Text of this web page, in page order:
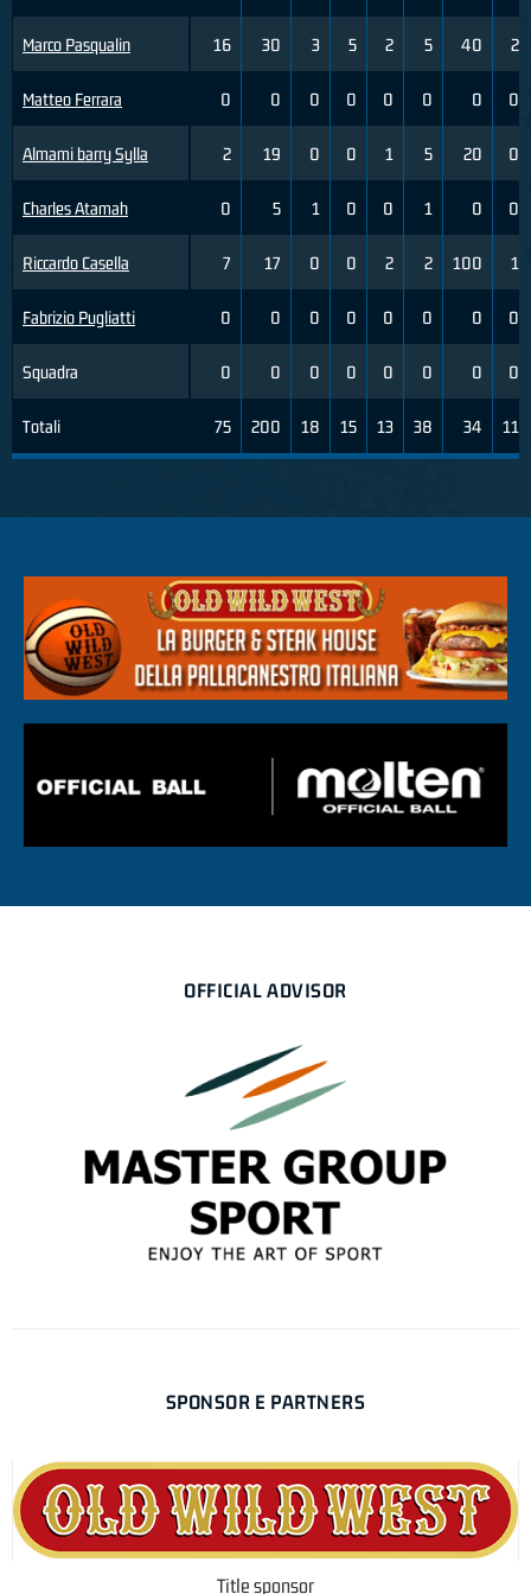
Marco Pasqualin
Matteo Ferrara
Almami barry Sylla
Charles Atamah
Riccardo Casella
Fabrizio Pugliatti
Squadra
Totali
16 30 3 5 2 5 40 2
0 0 0 0 0 0 0 0
2 19 0 0 1 5 20 0
0 5 1 0 0 1 0 0
7 17 0 0 2 2 100 1
0 0 0 0 0 0 0 0
0 0 0 0 0 0 0 0
75 200 18 15 13 38 34 11
OFFICIAL ADVISOR
SPONSOR E PARTNERS
Title sponsor